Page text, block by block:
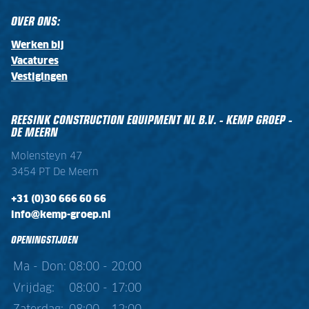
OVER ONS:
Werken bij
Vacatures
Vestigingen
REESINK CONSTRUCTION EQUIPMENT NL B.V. - KEMP GROEP -
DE MEERN
Molensteyn 47
3454 PT De Meern
+31 (0)30 666 60 66
info@kemp-groep.nl
OPENINGSTIJDEN
Ma - Don: 08:00 - 20:00
Vrijdag:
08:00 - 17:00